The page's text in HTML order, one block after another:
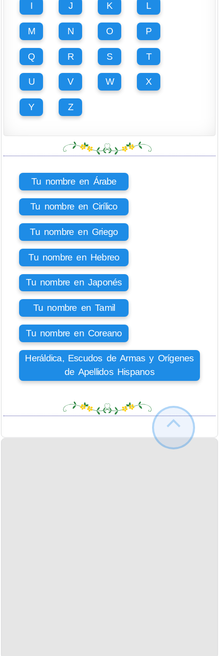
I J K L
M N O P
Q R S T
U V W X
Y Z
Tu nombre en Árabe
Tu nombre en Cirílico
Tu nombre en Griego
Tu nombre en Hebreo
Tu nombre en Japonés
Tu nombre en Tamil
Tu nombre en Coreano
Heráldica, Escudos de Armas y Orígenes
de Apellidos Hispanos